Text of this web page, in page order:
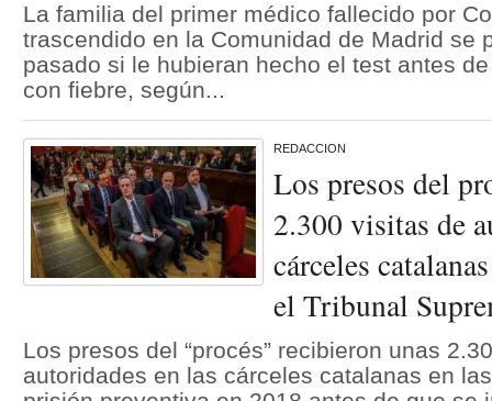
La familia del primer médico fallecido por
trascendido en la Comunidad de Madrid se
pasado si le hubieran hecho el test antes
con fiebre, según...
REDACCION
Los presos del
2.300 visitas de
cárceles
el Tribunal
Los presos del “procés” recibieron unas
autoridades en las cárceles catalanas en